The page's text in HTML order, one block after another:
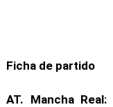
Ficha de partido
AT. Mancha Real: